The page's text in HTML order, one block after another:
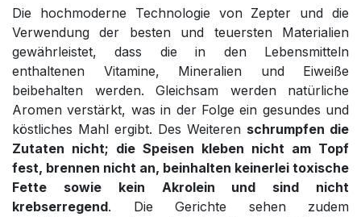
Die hochmoderne Technologie von Zepter und die
Verwendung der besten und teuersten Materialien
gewährleistet, dass die in den Lebensmitteln
enthaltenen Vitamine, Mineralien und Eiweiße
beibehalten werden. Gleichsam werden natürliche
Aromen verstärkt, was in der Folge ein gesundes und
köstliches Mahl ergibt. Des Weiteren schrumpfen die
Zutaten nicht; die Speisen kleben nicht am Topf
fest, brennen nicht an, beinhalten keinerlei toxische
Fette sowie kein Akrolein und sind nicht
krebserregend. Die Gerichte sehen zudem